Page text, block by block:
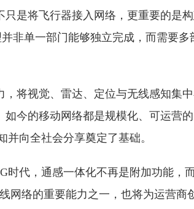
是将飞行器接入网络，更重要的是构
非单一部门能够独立完成，而需要多
将视觉、雷达、定位与无线感知集
今的移动网络都是规模化、可运营
向全社会分享奠定了基础。
时代，通感一体化不再是附加功能，
网络的重要能力之一，也将为运营商